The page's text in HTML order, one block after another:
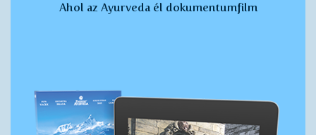
Ahol az Ayurveda él dokumentumfilm